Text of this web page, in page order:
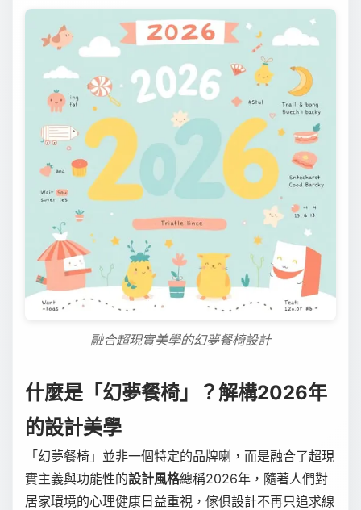
融合超現實美學的幻夢餐椅設計
什麼是「幻夢餐椅」？解構2026年
的設計美學
「幻夢餐椅」並非一個特定的品牌喇，而是融合了超現
實主義與功能性的設計風格總稱2026年，隨著人們對
居家環境的心理健康日益重視，傢俱設計不再只追求線